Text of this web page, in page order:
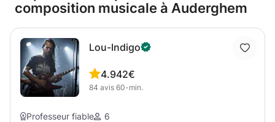
composition musicale à Auderghem
Lou-Indigo
4.9
84 avis
42€
60-min.
Professeur fiable 6